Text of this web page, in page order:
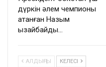
дүркін әлем чемпионы
атанған Назым
Қызайбайды…
АЛДЫҢҒЫ КЕЛЕСІ